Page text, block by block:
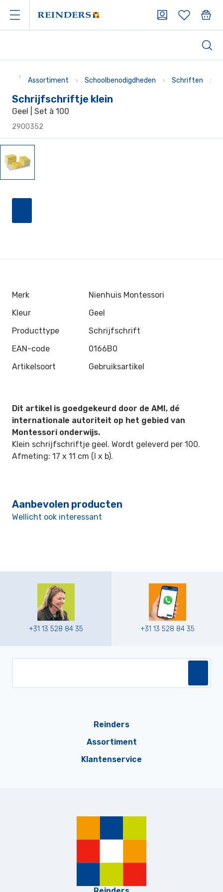
Assortiment Schoolbenodigdheden Schriften
Schrijfschriftje klein
Geel | Set à 100
2900352
Merk
Nienhuis Montessori
Kleur
Geel
Producttype
Schrijfschrift
EAN-code
0166B0
Artikelsoort
Gebruiksartikel
Dit artikel is goedgekeurd door de AMI, dé
internationale autoriteit op het gebied van
Montessori onderwijs.
Klein schrijfschriftje geel. Wordt geleverd per 100.
Afmeting: 17 x 11 cm (l x b).
Aanbevolen producten
Wellicht ook interessant
+31 13 528 84 35 +31 13 528 84 35
Reinders
Assortiment
Klantenservice